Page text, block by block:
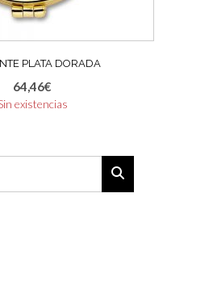
PLATA DORADA
64,46€
existencias